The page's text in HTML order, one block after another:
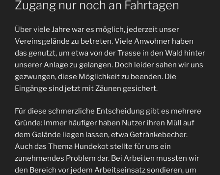
Zugang nur noch an Fahrtagen
Über viele Jahre war es möglich, jederzeit unser
Vereinsgelände zu betreten. Viele Anwohner haben
das genutzt, um etwa von der Trasse in den Wald hinter
unserer Anlage zu gelangen. Doch leider sahen wir uns
gezwungen, diese Möglichkeit zu beenden. Die
Eingänge sind jetzt mit Zäunen gesichert.
Für diese schmerzliche Entscheidung gibt es mehrere
Gründe: Immer häufiger haben Nutzer ihren Müll auf
dem Gelände liegen lassen, etwa Getränkebecher.
Auch das Thema Hundekot stellte für uns ein
zunehmendes Problem dar. Bei Arbeiten mussten wir
den Bereich vor jedem Arbeitseinsatz sondieren, um